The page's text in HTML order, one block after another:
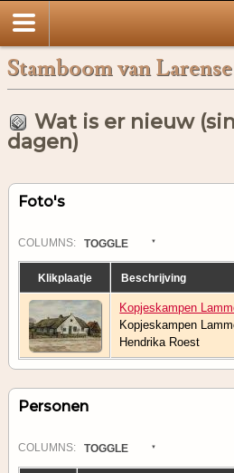
Stamboom van
Wat is er nieuw
dagen)
Foto's
COLUMN S: TOGGLE
Klikplaatje Beschrijving
Kopjeskampen
Kopjeskampen
Hendrika Roest
Personen
COLUMNS: TOGGLE